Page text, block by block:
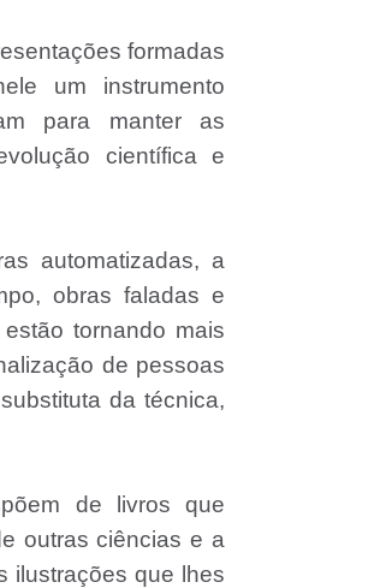
formadas
um instrumento
para manter as
científica e
automatizadas, a
obras faladas e
tornando mais
de pessoas
da técnica,
de livros que
outras ciências e a
ilustrações que lhes